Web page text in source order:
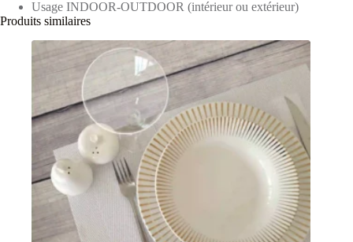
Usage INDOOR-OUTDOOR (intérieur ou extérieur)
Produits similaires